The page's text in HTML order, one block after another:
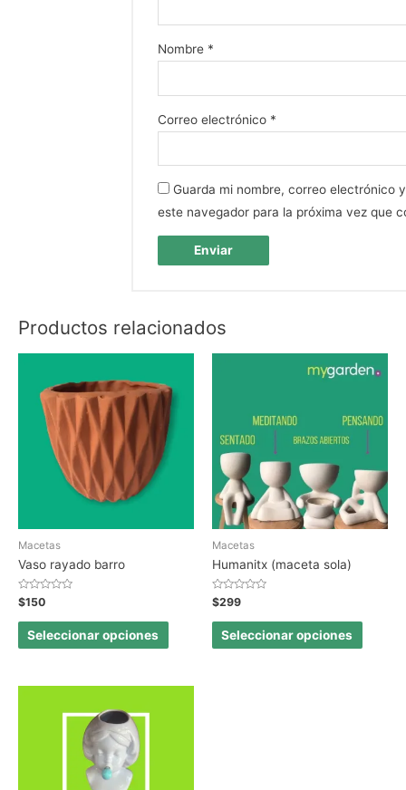
Nombre *
Correo electrónico *
Guarda mi nombre, correo electrónico
este navegador para la próxima vez que
Productos relacionados
Macetas
Vaso rayado barro
Valorado
en
0
$150
Seleccionar opciones
Macetas
Humanitx (maceta sola)
Valorado
en
0
$299
Seleccionar opciones